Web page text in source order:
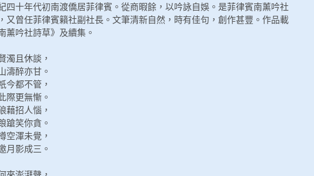
四十年代初南渡僑居菲律賓。從商暇餘，以吟詠自娛。是菲律賓南薰吟社
又曾任菲律賓籟社副社長。文筆清新自然，時有佳句，創作甚豐。作品載
薰吟社詩草》及續集。
濁且休談，
濤醉亦甘。
今都不管，
際更無慚。
藉招人惱，
蹌笑你貪。
空渾未覺，
月影成三。